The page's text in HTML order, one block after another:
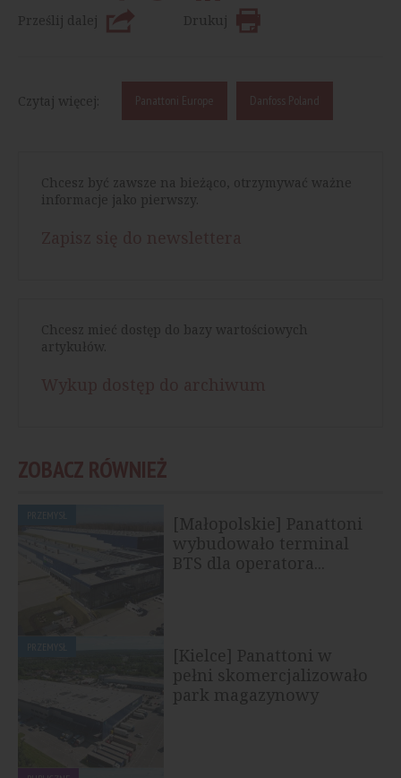
Prześlij dalej
Drukuj
Czytaj więcej: Panattoni Europe Danfoss Poland
Chcesz być zawsze na bieżąco, otrzymywać ważne
informacje jako pierwszy.
Chcesz mieć dostęp do bazy wartościowych
artykułów.
ZOBACZ RÓWNIEŻ
[Małopolskie] Panattoni
wybudowało terminal
BTS dla operatora...
[Kielce] Panattoni w
pełni skomercjalizowało
park magazynowy